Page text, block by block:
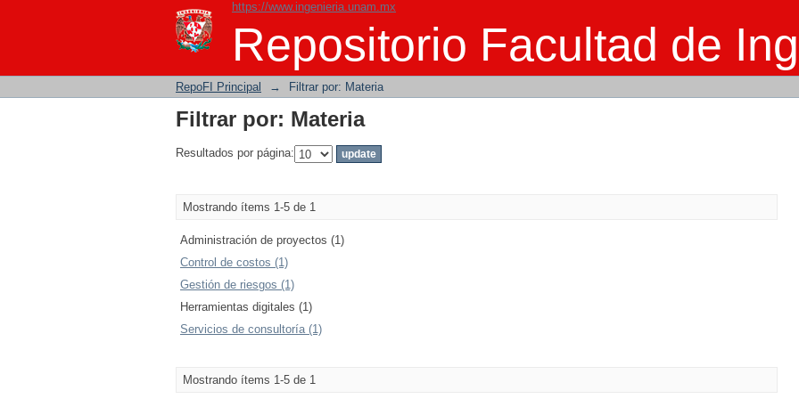
https://www.ingenieria.unam.mx
Repositorio Facultad de
Filtrar por: Materia
RepoFI Principal → Filtrar por: Materia
Filtrar por: Materia
Resultados por página:
Mostrando ítems 1-5 de 1
Administración de proyectos (1)
Control de costos (1)
Gestión de riesgos (1)
Herramientas digitales (1)
Servicios de consultoría (1)
Mostrando ítems 1-5 de 1